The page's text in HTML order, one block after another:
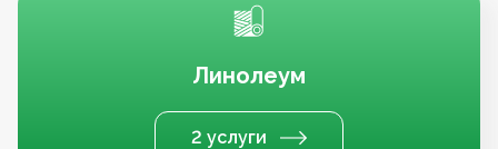
Линолеум
2 услуги